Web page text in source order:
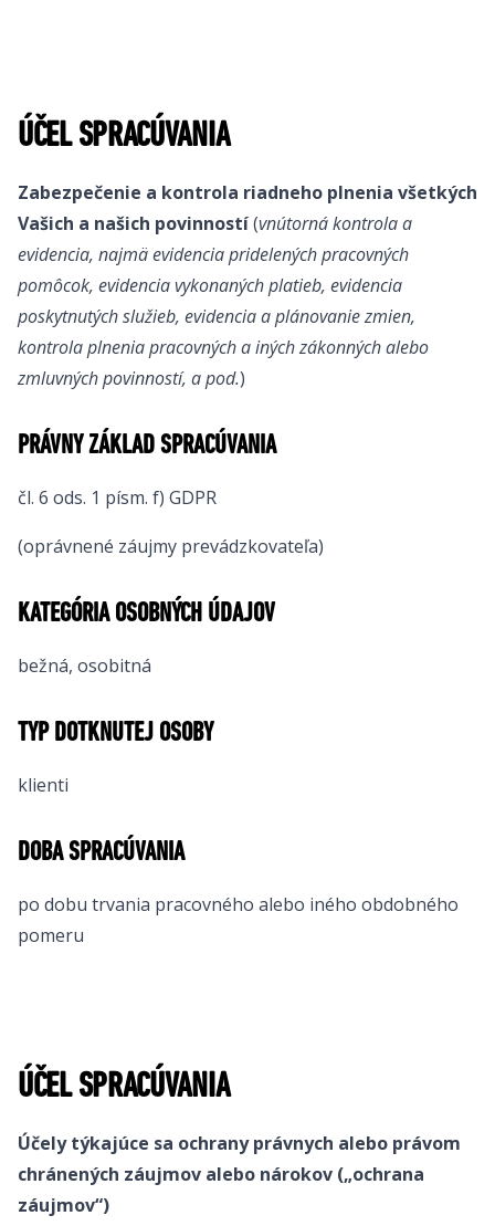
ÚČEL SPRACÚVANIA
Zabezpečenie a kontrola riadneho plnenia všetkých
Vašich a našich povinností(vnútorná kontrola a
evidencia, najmä evidencia pridelených pracovných
pomôcok, evidencia vykonaných platieb, evidencia
poskytnutých služieb, evidencia a plánovanie zmien,
kontrola plnenia pracovných a iných zákonných alebo
zmluvných povinností, a pod.)
PRÁVNY ZÁKLAD SPRACÚVANIA
čl. 6 ods. 1 písm. f) GDPR
(oprávnené záujmy prevádzkovateľa)
KATEGÓRIA OSOBNÝCH ÚDAJOV
bežná, osobitná
TYP DOTKNUTEJ OSOBY
klienti
DOBA SPRACÚVANIA
po dobu trvania pracovného alebo iného obdobného
pomeru
ÚČEL SPRACÚVANIA
Účely týkajúce sa ochrany právnych alebo právom
chránených záujmov alebo nárokov („ochrana
záujmov“)